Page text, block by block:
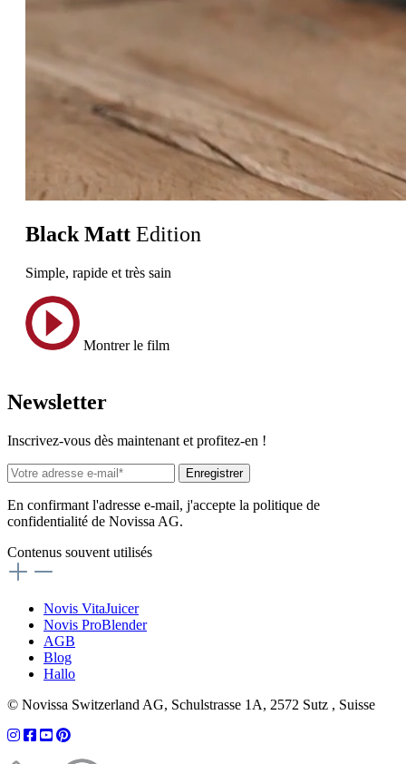
Black Matt Edition
Simple, rapide et très sain
Montrer le film
Newsletter
Inscrivez-vous dès maintenant et profitez-en !
Enregistrer
En confirmant l'adresse e-mail, j'accepte la politique de
confidentialité de Novissa AG.
Contenus souvent utilisés
Novis VitaJuicer
Novis ProBlender
AGB
Blog
Hallo
© Novissa Switzerland AG, Schulstrasse 1A, 2572 Sutz , Suisse